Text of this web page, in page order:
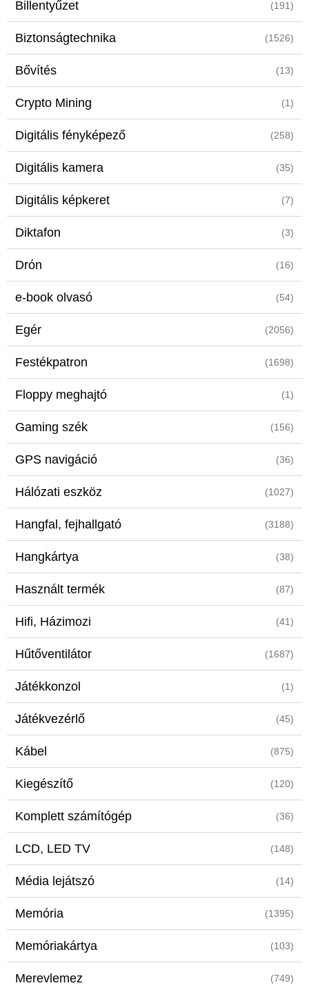
Billentyűzet (191)
Biztonságtechnika (1526)
Bővítés (13)
Crypto Mining (1)
Digitális fényképező (258)
Digitális kamera (35)
Digitális képkeret (7)
Diktafon (3)
Drón (16)
e-book olvasó (54)
Egér (2056)
Festékpatron (1698)
Floppy meghajtó (1)
Gaming szék (156)
GPS navigáció (36)
Hálózati eszköz (1027)
Hangfal, fejhallgató (3188)
Hangkártya (38)
Használt termék (87)
Hifi, Házimozi (41)
Hűtőventilátor (1687)
Játékkonzol (1)
Játékvezérlő (45)
Kábel (875)
Kiegészítő (120)
Komplett számítógép (36)
LCD, LED TV (148)
Média lejátszó (14)
Memória (1395)
Memóriakártya (103)
Merevlemez (749)